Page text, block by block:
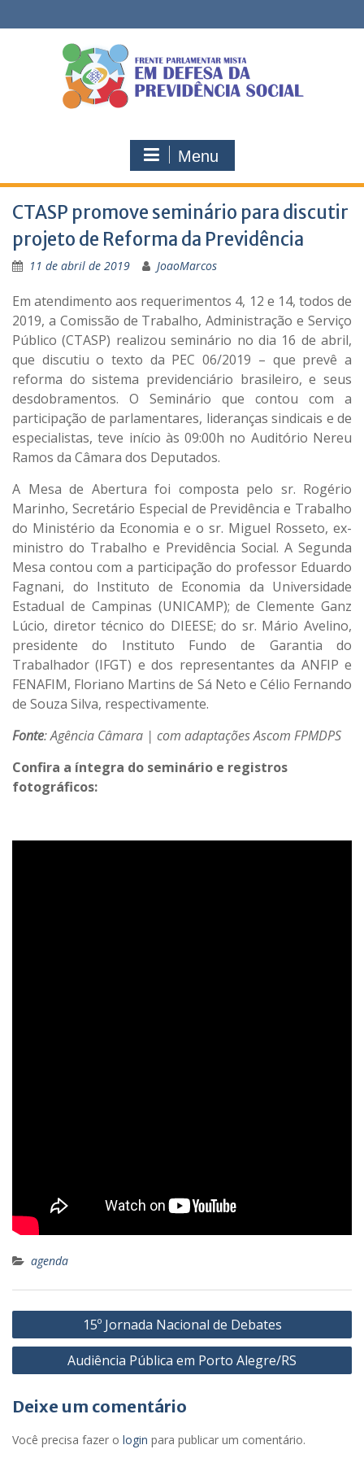
to
Menu
CTASP promove seminário para discutir
projeto de Reforma da Previdência
11 de abril de 2019 JoaoMarcos
Em atendimento aos requerimentos 4, 12 e 14, todos de
2019, a Comissão de Trabalho, Administração e Serviço
Público (CTASP) realizou seminário no dia 16 de abril,
que discutiu o texto da PEC 06/2019 – que prevê a
reforma do sistema previdenciário brasileiro, e seus
desdobramentos. O Seminário que contou com a
participação de parlamentares, lideranças sindicais e de
especialistas, teve início às 09:00h no Auditório Nereu
Ramos da Câmara dos Deputados.
A Mesa de Abertura foi composta pelo sr. Rogério
Marinho, Secretário Especial de Previdência e Trabalho
do Ministério da Economia e o sr. Miguel Rosseto, ex-
ministro do Trabalho e Previdência Social. A Segunda
Mesa contou com a participação do professor Eduardo
Fagnani, do Instituto de Economia da Universidade
Estadual de Campinas (UNICAMP); de Clemente Ganz
Lúcio, diretor técnico do DIEESE; do sr. Mário Avelino,
presidente do Instituto Fundo de Garantia do
Trabalhador (IFGT) e dos representantes da ANFIP e
FENAFIM, Floriano Martins de Sá Neto e Célio Fernando
de Souza Silva, respectivamente.
Fonte: Agência Câmara | com adaptações Ascom FPMDPS
Confira a íntegra do seminário e registros
fotográficos:
agenda
Navegação
de
15º Jornada Nacional de Debates
Audiência Pública em Porto Alegre/RS
Deixe um comentário
Você precisa fazer o login para publicar um comentário.